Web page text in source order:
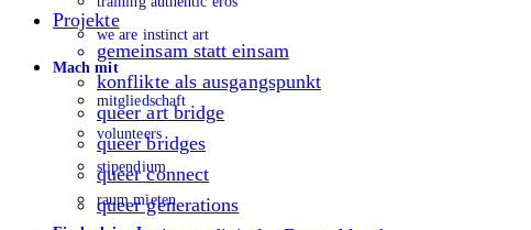
we are instinct art
Mach mit
mitgliedschaft
volunteers
stipendium
raum mieten
Projekte
gemeinsam statt einsam
konflikte als ausgangspunkt
queer art bridge
queer bridges
queer connect
queer generations